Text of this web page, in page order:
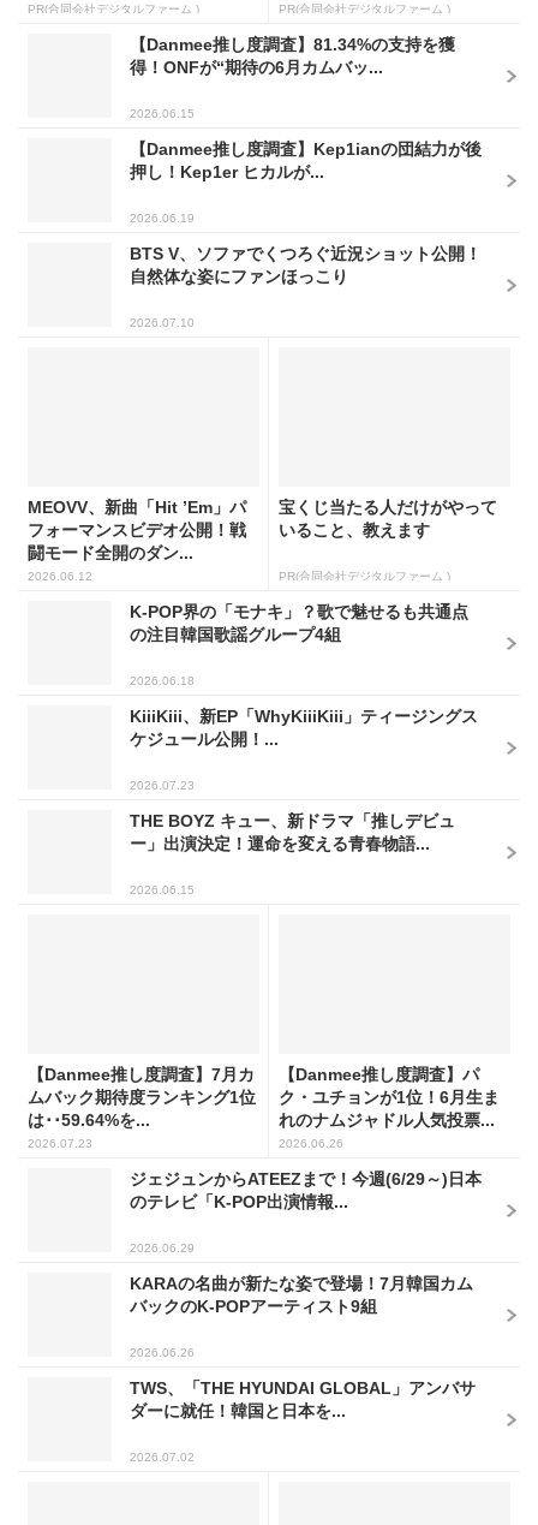
PR(合同会社デジタルファーム ) PR(合同会社デジタルファーム )
【Danmee推し度調査】81.34%の支持を獲
得！ONFが“期待の6月カムバッ...
2026.06.15
【Danmee推し度調査】Kep1ianの団結力が後
押し！Kep1er ヒカルが...
2026.06.19
BTS V、ソファでくつろぐ近況ショット公開！
自然体な姿にファンほっこり
2026.07.10
MEOVV、新曲「Hit ’Em」パ
フォーマンスビデオ公開！戦
闘モード全開のダン...
2026.06.12
宝くじ当たる人だけがやって
いること、教えます
PR(合同会社デジタルファーム )
K-POP界の「モナキ」？歌で魅せるも共通点
の注目韓国歌謡グループ4組
2026.06.18
KiiiKiii、新EP「WhyKiiiKiii」ティージングス
ケジュール公開！...
2026.07.23
THE BOYZ キュー、新ドラマ「推しデビュ
ー」出演決定！運命を変える青春物語...
2026.06.15
【Danmee推し度調査】7月カ
ムバック期待度ランキング1位
は･･59.64%を...
2026.07.23
【Danmee推し度調査】パ
ク・ユチョンが1位！6月生ま
れのナムジャドル人気投票...
2026.06.26
ジェジュンからATEEZまで！今週(6/29～)日本
のテレビ「K-POP出演情報...
2026.06.29
KARAの名曲が新たな姿で登場！7月韓国カム
バックのK-POPアーティスト9組
2026.06.26
TWS、「THE HYUNDAI GLOBAL」アンバサ
ダーに就任！韓国と日本を...
2026.07.02